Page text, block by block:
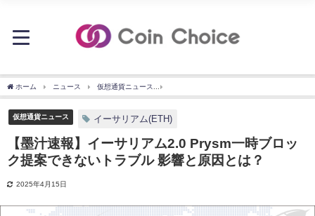
ホーム ニュース 仮想通貨ニュース
仮想通貨ニュース イーサリアム(ETH)
【墨汁速報】イーサリアム2.0 Prysm一時ブロッ
ク提案できないトラブル 影響と原因とは？
2025年4月15日